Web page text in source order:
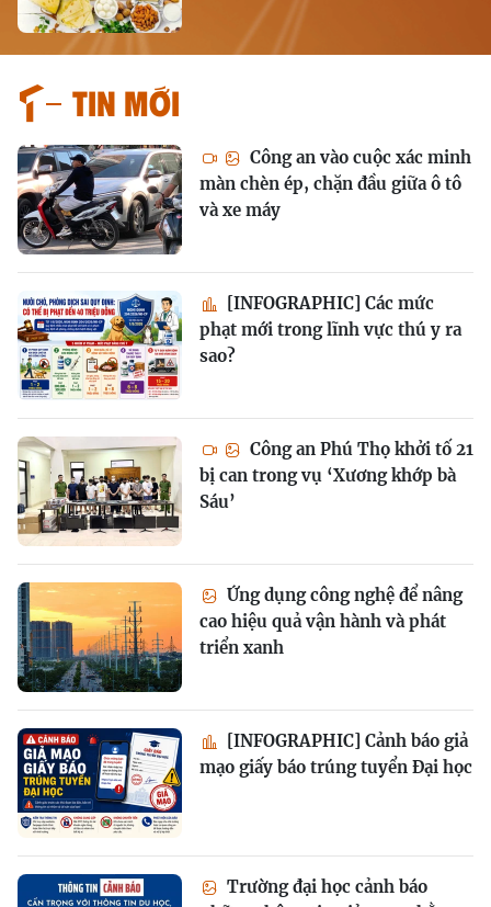
Tin mới
Công an vào cuộc xác minh
màn chèn ép, chặn đầu giữa ô tô
và xe máy
[INFOGRAPHIC] Các mức
phạt mới trong lĩnh vực thú y ra
sao?
Công an Phú Thọ khởi tố 21
bị can trong vụ ‘Xương khớp bà
Sáu’
Ứng dụng công nghệ để nâng
cao hiệu quả vận hành và phát
triển xanh
[INFOGRAPHIC] Cảnh báo giả
mạo giấy báo trúng tuyển Đại học
Trường đại học cảnh báo